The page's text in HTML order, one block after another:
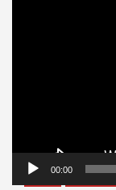
00:00